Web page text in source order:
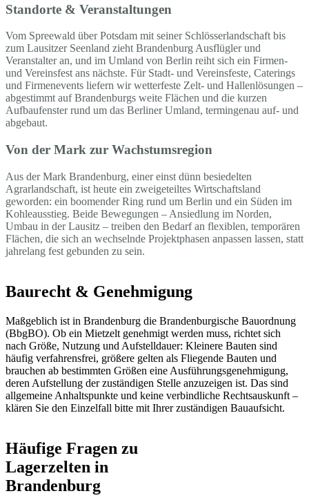
Standorte & Veranstaltungen
Vom Spreewald über Potsdam mit seiner Schlösserlandschaft bis
zum Lausitzer Seenland zieht Brandenburg Ausflügler und
Veranstalter an, und im Umland von Berlin reiht sich ein Firmen-
und Vereinsfest ans nächste. Für Stadt- und Vereinsfeste, Caterings
und Firmenevents liefern wir wetterfeste Zelt- und Hallenlösungen –
abgestimmt auf Brandenburgs weite Flächen und die kurzen
Aufbaufenster rund um das Berliner Umland, termingenau auf- und
abgebaut.
Von der Mark zur Wachstumsregion
Aus der Mark Brandenburg, einer einst dünn besiedelten
Agrarlandschaft, ist heute ein zweigeteiltes Wirtschaftsland
geworden: ein boomender Ring rund um Berlin und ein Süden im
Kohleausstieg. Beide Bewegungen – Ansiedlung im Norden,
Umbau in der Lausitz – treiben den Bedarf an flexiblen, temporären
Flächen, die sich an wechselnde Projektphasen anpassen lassen, statt
jahrelang fest gebunden zu sein.
Baurecht & Genehmigung
Maßgeblich ist in Brandenburg die Brandenburgische Bauordnung
(BbgBO). Ob ein Mietzelt genehmigt werden muss, richtet sich
nach Größe, Nutzung und Aufstelldauer: Kleinere Bauten sind
häufig verfahrensfrei, größere gelten als Fliegende Bauten und
brauchen ab bestimmten Größen eine Ausführungsgenehmigung,
deren Aufstellung der zuständigen Stelle anzuzeigen ist. Das sind
allgemeine Anhaltspunkte und keine verbindliche Rechtsauskunft –
klären Sie den Einzelfall bitte mit Ihrer zuständigen Bauaufsicht.
Häufige Fragen zu
Lagerzelten in
Brandenburg